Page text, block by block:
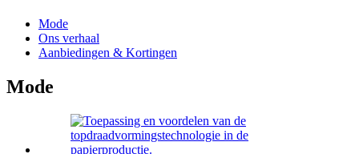
Mode
Ons verhaal
Aanbiedingen & Kortingen
Mode